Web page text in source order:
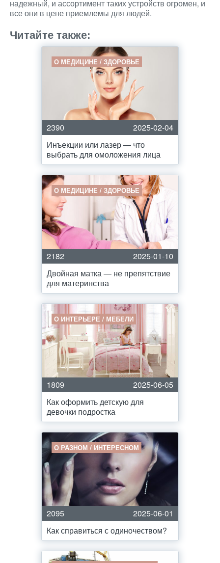
надежный, и ассортимент таких устройств огромен, и
все они в цене приемлемы для людей.
Читайте также:
О МЕДИЦИНЕ / ЗДОРОВЬЕ
2390
2025-02-04
Инъекции или лазер — что
выбрать для омоложения лица
О МЕДИЦИНЕ / ЗДОРОВЬЕ
2182
2025-01-10
Двойная матка — не препятствие
для материнства
О ИНТЕРЬЕРЕ / МЕБЕЛИ
1809
2025-06-05
Как оформить детскую для
девочки подростка
О РАЗНОМ / ИНТЕРЕСНОМ
2095
2025-06-01
Как справиться с одиночеством?